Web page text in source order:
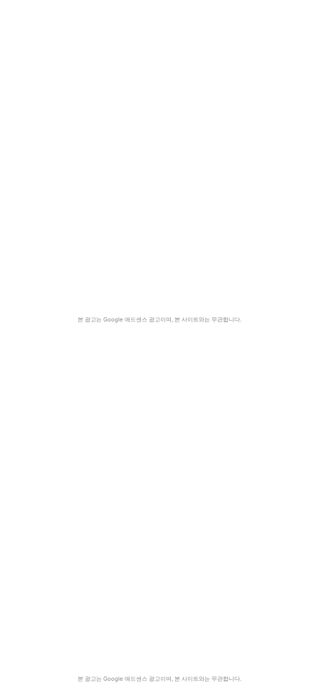
본 광고는 Google 애드센스 광고이며, 본 사이트와는 무관합니다.
본 광고는 Google 애드센스 광고이며, 본 사이트와는 무관합니다.